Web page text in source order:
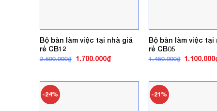
Bộ bàn làm việc tại nhà giá
rẻ CB12
2.500.000₫ Giá
1.700.000₫Giá
hiện
Bộ bàn làm việc tại
rẻ CB05
1.450.000₫ Giá
1.100.000
-24% -21%